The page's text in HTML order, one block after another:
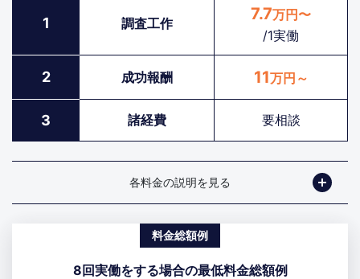
1 調査工作 7.7万円〜
/1実働
2 成功報酬 11万円～
3 諸経費 要相談
各料金の説明を見る
料金総額例
8回実働をする場合の最低料金総額例